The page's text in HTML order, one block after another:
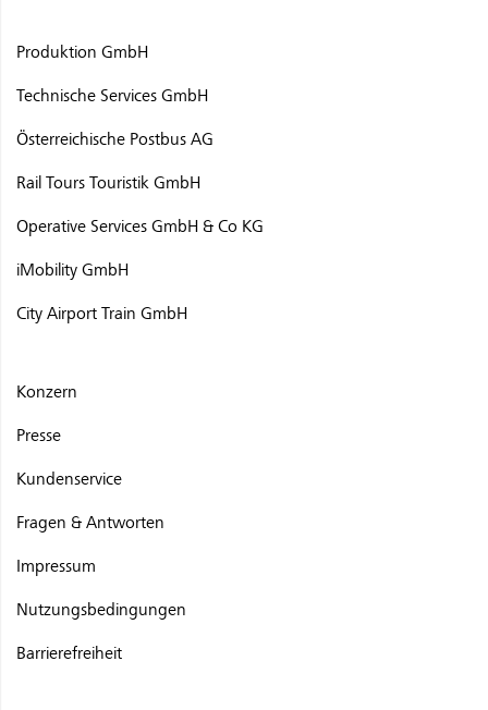
Produktion GmbH
Technische Services GmbH
Österreichische Postbus AG
Rail Tours Touristik GmbH
Operative Services GmbH & Co KG
iMobility GmbH
City Airport Train GmbH
Konzern
Presse
Kundenservice
Fragen & Antworten
Impressum
Nutzungsbedingungen
Barrierefreiheit